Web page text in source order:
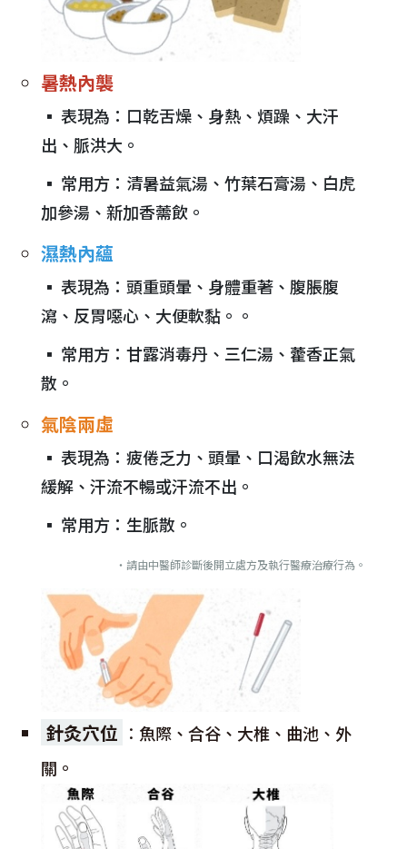
暑熱內襲
▪︎ 表現為：口乾舌燥、身熱、煩躁、大汗
出、脈洪大。
▪︎ 常用方：清暑益氣湯、竹葉石膏湯、白虎
加參湯、新加香薷飲。
濕熱內蘊
▪︎ 表現為：頭重頭暈、身體重著、腹脹腹
瀉、反胃噁心、大便軟黏。。
▪︎ 常用方：甘露消毒丹、三仁湯、藿香正氣
散。
氣陰兩虛
▪︎ 表現為：疲倦乏力、頭暈、口渴飲水無法
緩解、汗流不暢或汗流不出。
▪︎ 常用方：生脈散。
・請由中醫師診斷後開立處方及執行醫療治療行為。
針灸穴位 ： 魚際、合谷、大椎、曲池、外
關。